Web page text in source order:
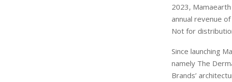
2023,
annual revenue
Not for
Since launching
namely The
Brands’